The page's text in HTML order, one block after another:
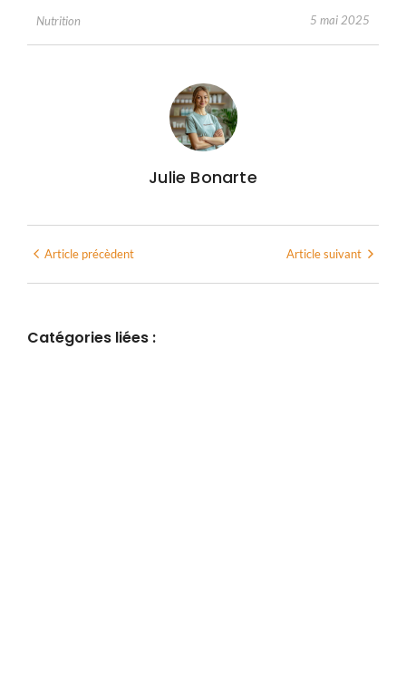
Nutrition 5 mai 2025
Julie Bonarte
Article précèdent Article suivant
Catégories liées :